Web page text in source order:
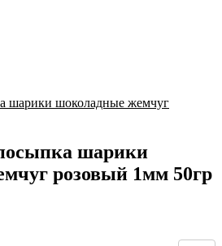
шарики
розовый 1мм 50гр